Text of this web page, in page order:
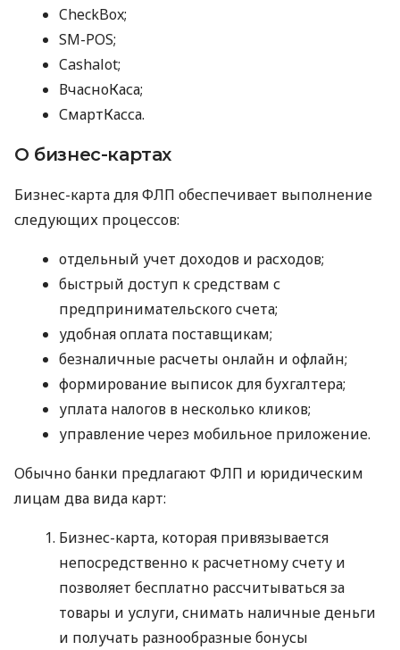
CheckBox;
SM-POS;
Cashalot;
ВчасноКаса;
СмартКасса.
О бизнес-картах
Бизнес-карта для ФЛП обеспечивает выполнение
следующих процессов:
отдельный учет доходов и расходов;
быстрый доступ к средствам с
предпринимательского счета;
удобная оплата поставщикам;
безналичные расчеты онлайн и офлайн;
формирование выписок для бухгалтера;
уплата налогов в несколько кликов;
управление через мобильное приложение.
Обычно банки предлагают ФЛП и юридическим
лицам два вида карт:
Бизнес-карта, которая привязывается
непосредственно к расчетному счету и
позволяет бесплатно рассчитываться за
товары и услуги, снимать наличные деньги
и получать разнообразные бонусы